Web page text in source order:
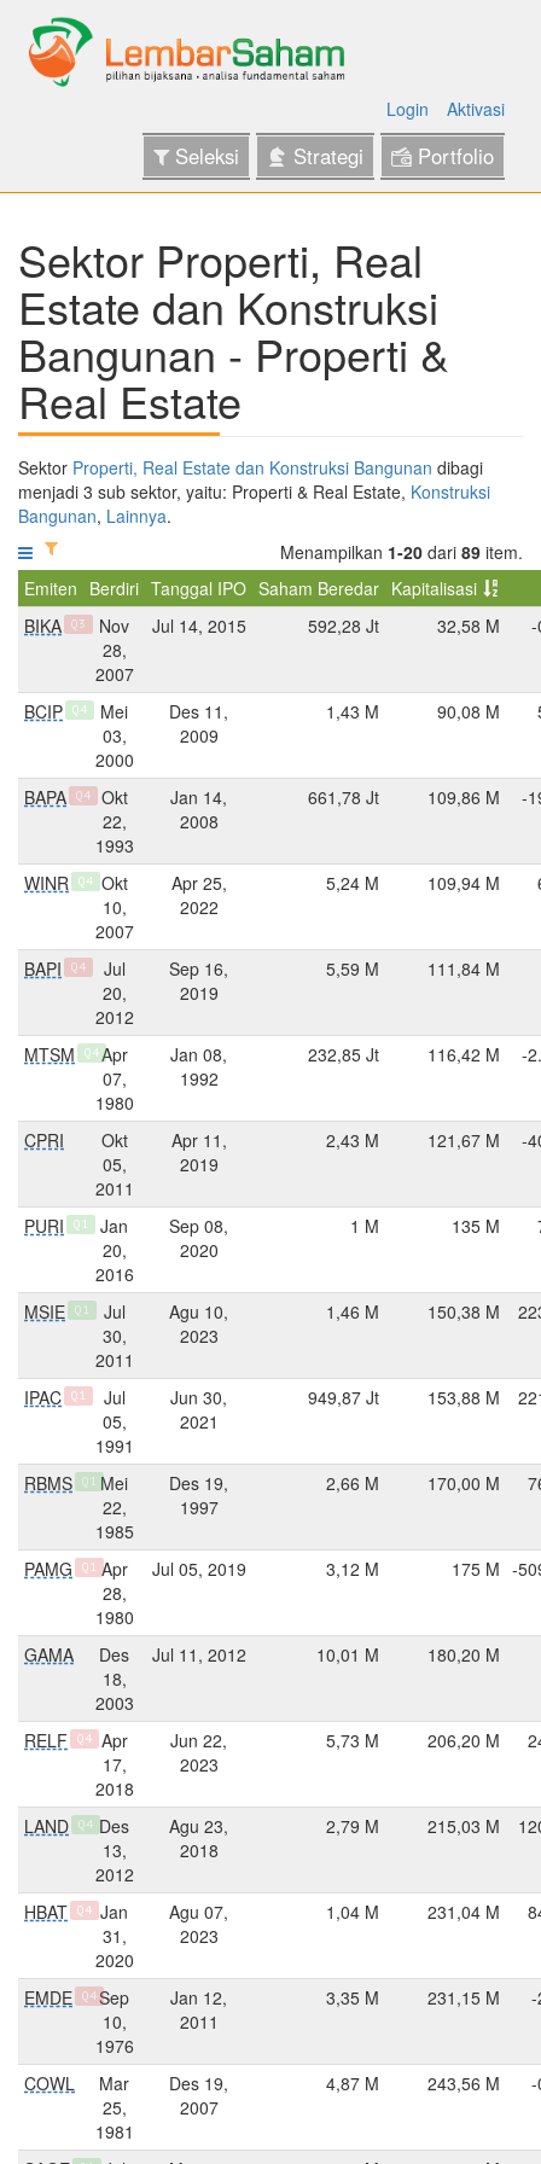
Login Aktivasi
Seleksi Strategi Portfolio
Sektor Properti, Real
Estate dan Konstruksi
Bangunan - Properti &
Real Estate
Sektor Properti, Real Estate dan Konstruksi Bangunan dibagi
menjadi 3 sub sektor, yaitu: Properti & Real Estate, Konstruksi
Bangunan, Lainnya.
Menampilkan 1-20 dari 89 item.
Emiten Berdiri Tanggal IPO Saham Beredar Kapitalisasi
BIKA
Q3
Nov
28,
2007
Jul 14, 2015 592,28 Jt 32,58 M -
BCIP Q4
Mei
03,
2000
Des 11,
2009
1,43 M 90,08 M
BAPA Q4
Okt
22,
1993
Jan 14,
2008
661,78 Jt 109,86 M -
WINR Q4
Okt
10,
2007
Apr 25,
2022
5,24 M 109,94 M
BAPI Q4
Jul
20,
2012
Sep 16,
2019
5,59 M 111,84 M
MTSM Q4Apr
07,
1980
Jan 08,
1992
232,85 Jt 116,42 M -
CPRI
Okt
05,
2011
Apr 11,
2019
2,43 M 121,67 M -
PURI Q1
Jan
20,
2016
Sep 08,
2020
1 M 135 M
MSIE Q1
Jul
30,
2011
Agu 10,
2023
1,46 M 150,38 M
IPAC Q1
Jul
05,
1991
Jun 30,
2021
949,87 Jt 153,88 M
RBMS Q1 Mei
22,
1985
Des 19,
1997
2,66 M 170,00 M
PAMG Q1 Apr
28,
1980
Jul 05, 2019 3,12 M 175 M -
GAMA
Des
18,
2003
Jul 11, 2012 10,01 M 180,20 M
RELF Q4
Apr
17,
2018
Jun 22,
2023
5,73 M 206,20 M
LAND Q4 Des
13,
2012
Agu 23,
2018
2,79 M 215,03 M
HBAT Q4
Jan
31,
2020
Agu 07,
2023
1,04 M 231,04 M
EMDE Q4 Sep
10,
1976
Jan 12,
2011
3,35 M 231,15 M -
COWL
Mar
25,
1981
Des 19,
2007
4,87 M 243,56 M -